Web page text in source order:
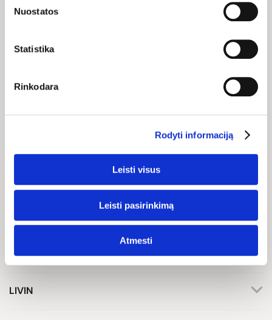
atsisakius tam tikrų slapukų dalis svetainės funkcijų gali
Nuostatos
Statistika
Rinkodara
Rodyti informaciją
Leisti visus
Leisti pasirinkimą
Atmesti
TAPK MŪSŲ EL. PAŠTO
BIČIULIU IR GAUK 10%
duomenis, kaip išdėstyta mūsų privatumo politikoje
Gauti
Klientų aptarnavimas
+370 659 44144
Rašyti užklausą
LIVIN